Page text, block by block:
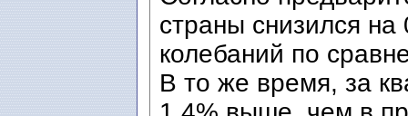
страны снизился
колебаний по
В то же время, за